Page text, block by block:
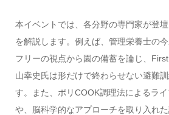
本イベントでは、各分野の専門家が登
を解説します。例えば、管理栄養士の
フリーの視点から園の備蓄を論じ、
山幸史氏は形だけで終わらせない避難
す。また、ポリCOOK調理法によるラ
や、脳科学的なアプローチを取り入れ